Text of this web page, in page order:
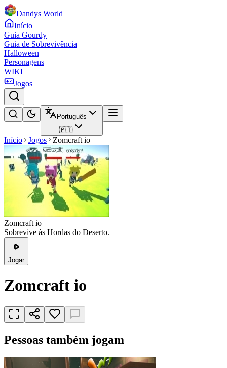
Dandys World
Início
Guia Gourdy
Guia de Sobrevivência
Halloween
Personagens
WIKI
Jogos
Português
🇵🇹
Início Jogos Zomcraft io
Zomcraft io
Sobrevive às Hordas do Deserto.
Jogar
Zomcraft io
Pessoas também jogam